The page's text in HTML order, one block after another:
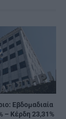
Εβδομαδιαία
– Κέρδη 23,31%